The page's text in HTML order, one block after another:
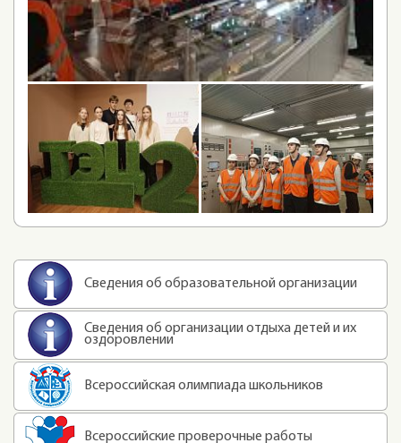
Сведения об образовательной организации
Сведения об организации отдыха детей и их
оздоровлении
Всероссийская олимпиада школьников
Всероссийские проверочные работы